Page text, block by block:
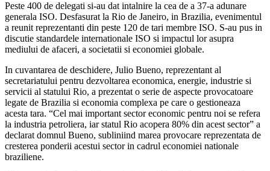
Peste 400 de delegati si-au dat intalnire la cea de a 37-a adunare
generala ISO. Desfasurat la Rio de Janeiro, in Brazilia, evenimentul
a reunit reprezentanti din peste 120 de tari membre ISO. S-au pus in
discutie standardele internationale ISO si impactul lor asupra
mediului de afaceri, a societatii si economiei globale.
In cuvantarea de deschidere, Julio Bueno, reprezentant al
secretariatului pentru dezvoltarea economica, energie, industrie si
servicii al statului Rio, a prezentat o serie de aspecte provocatoare
legate de Brazilia si economia complexa pe care o gestioneaza
acesta tara. “Cel mai important sector economic pentru noi se refera
la industria petroliera, iar statul Rio acopera 80% din acest sector” a
declarat domnul Bueno, subliniind marea provocare reprezentata de
cresterea ponderii acestui sector in cadrul economiei nationale
braziliene.